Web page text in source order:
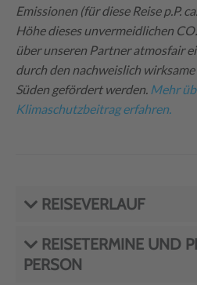
Emissionen (für diese Reise p.P.
Höhe dieses unvermeidlichen
über unseren Partner atmosfair
durch den nachweislich
Süden gefördert werden. Mehr
Klimaschutzbeitrag erfahren.
REISEVERLAUF
REISETERMINE UND
PERSON